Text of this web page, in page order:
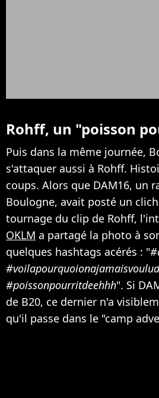
Rohff, un "poisson
Puis dans la même journée,
s'attaquer aussi à Rohff.
coups. Alors que DAM16, un
Boulogne, avait posté un
tournage du clip de Rohff,
OKLM a partagé la photo à
quelques hashtags acérés : "
#poissonpourritdeehhh". Si
de B20, ce dernier n'a
qu'il passe dans le "camp